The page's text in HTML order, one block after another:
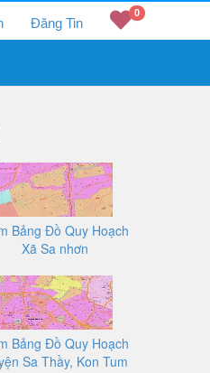
Đăng Tin
0
Bảng Đồ Quy Hoạch
Xã Sa nhơn
Bảng Đồ Quy Hoạch
Sa Thầy, Kon Tum